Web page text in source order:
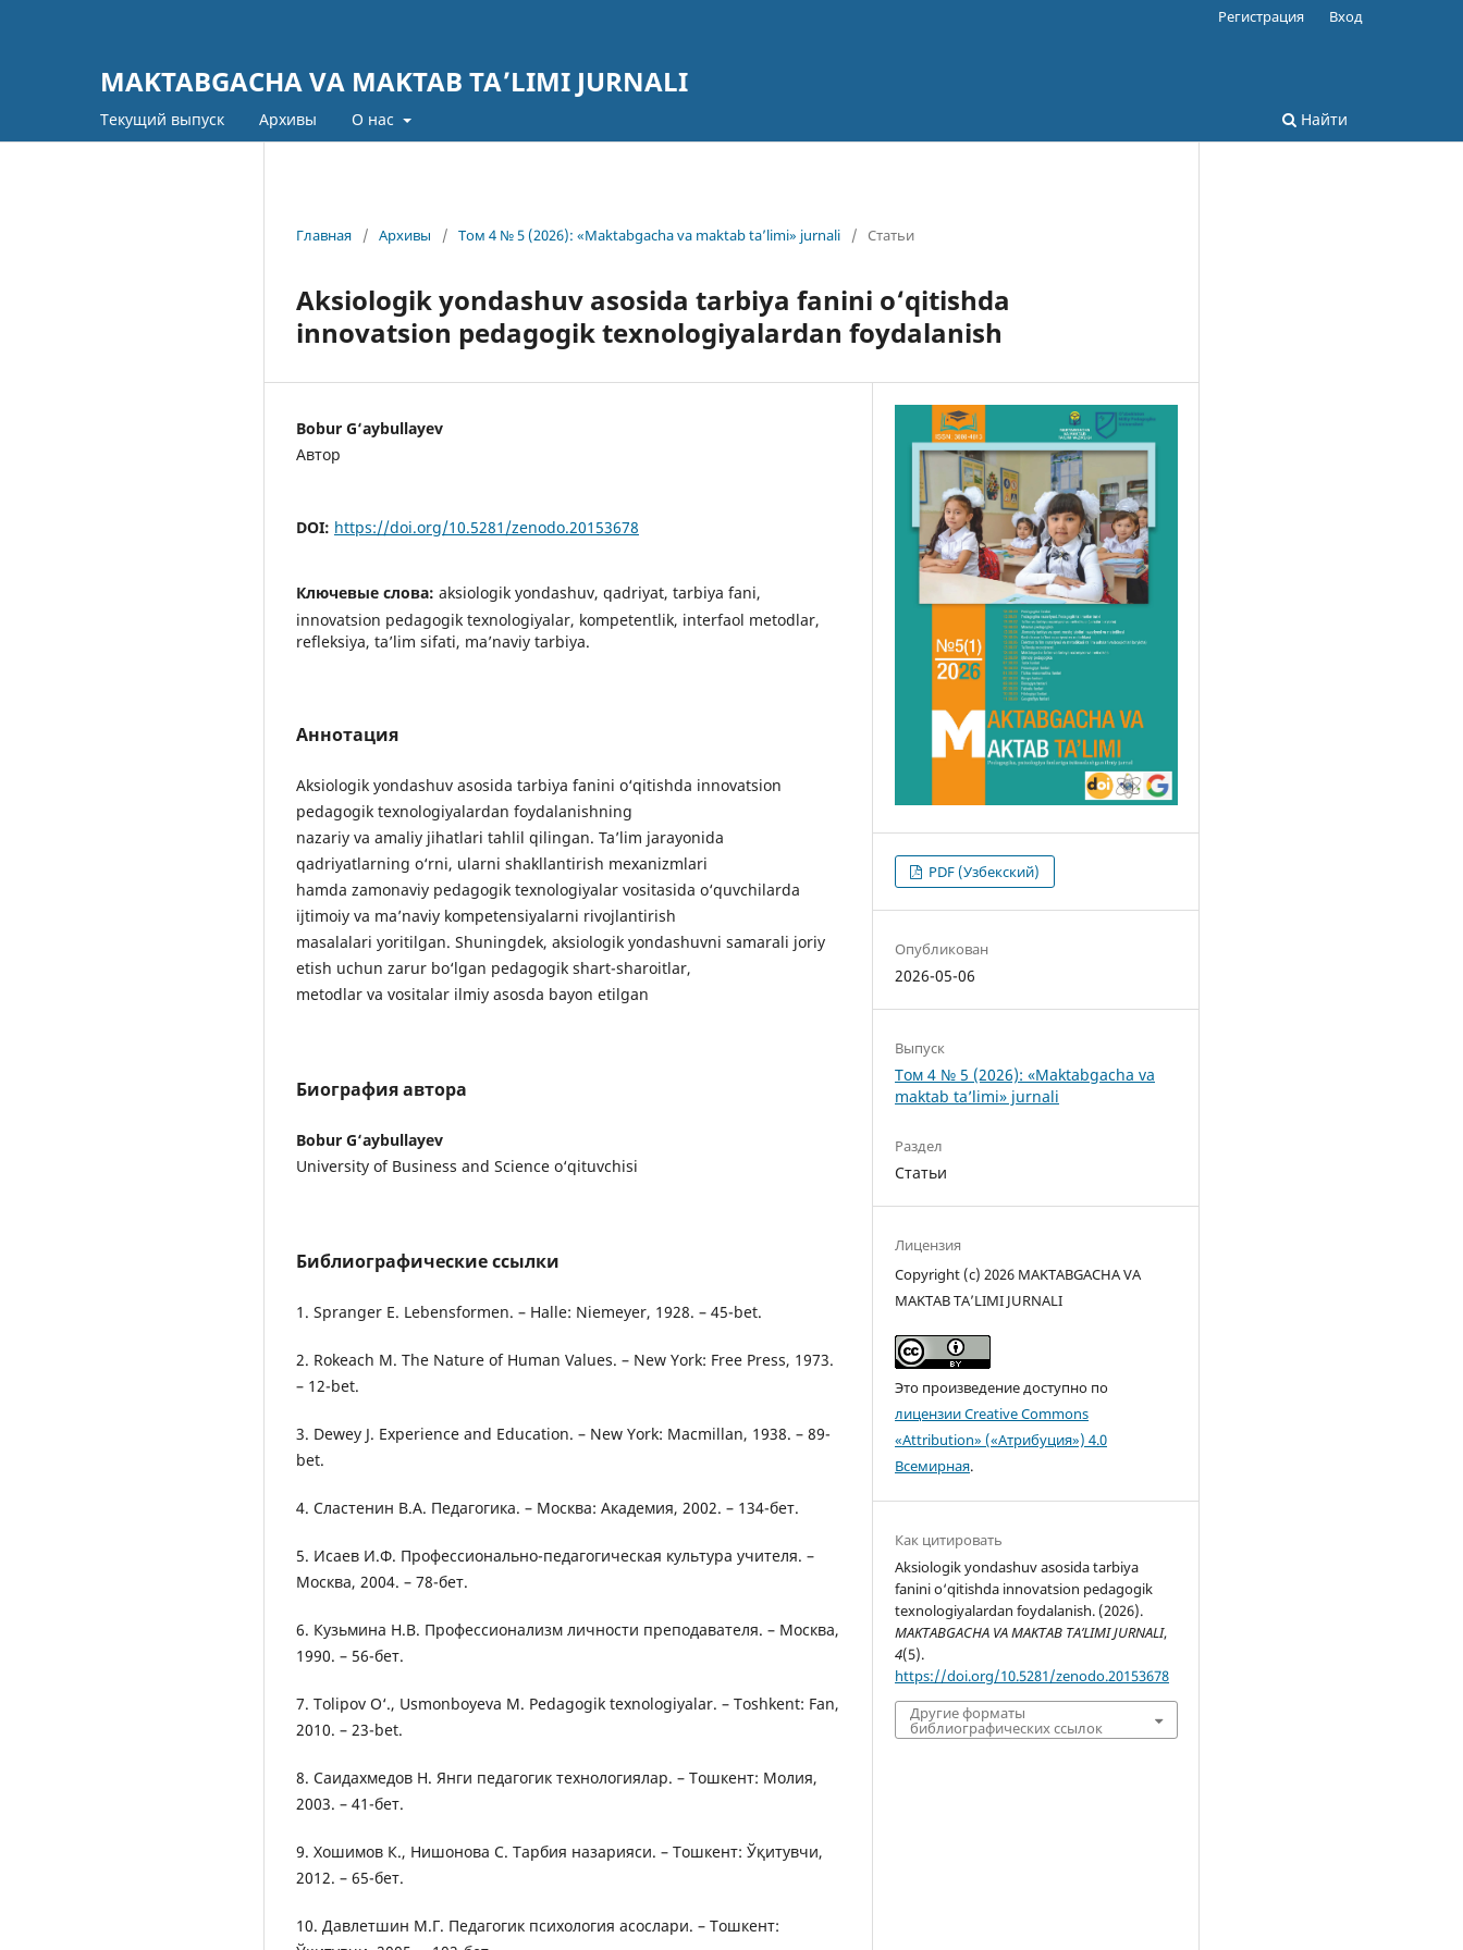
MAKTABGACHA VA MAKTAB TA’LIMI JURNALI
Текущий выпуск Архивы О нас Найти
Регистрация Вход
Главная / Архивы / Том 4 № 5 (2026): «Maktabgacha va maktab ta’limi» jurnali / Статьи
Aksiologik yondashuv asosida tarbiya fanini o‘qitishda
innovatsion pedagogik texnologiyalardan foydalanish
Bobur G‘aybullayev
Автор
DOI: https://doi.org/10.5281/zenodo.20153678
Ключевые слова: aksiologik yondashuv, qadriyat, tarbiya fani,
innovatsion pedagogik texnologiyalar, kompetentlik, interfaol metodlar,
refleksiya, ta’lim sifati, ma’naviy tarbiya.
Аннотация
Aksiologik yondashuv asosida tarbiya fanini o‘qitishda innovatsion
pedagogik texnologiyalardan foydalanishning
nazariy va amaliy jihatlari tahlil qilingan. Ta’lim jarayonida
qadriyatlarning o‘rni, ularni shakllantirish mexanizmlari
hamda zamonaviy pedagogik texnologiyalar vositasida o‘quvchilarda
ijtimoiy va ma’naviy kompetensiyalarni rivojlantirish
masalalari yoritilgan. Shuningdek, aksiologik yondashuvni samarali joriy
etish uchun zarur bo‘lgan pedagogik shart-sharoitlar,
metodlar va vositalar ilmiy asosda bayon etilgan
Биография автора
Bobur G‘aybullayev
University of Business and Science o‘qituvchisi
Библиографические ссылки
1. Spranger E. Lebensformen. – Halle: Niemeyer, 1928. – 45-bet.
2. Rokeach M. The Nature of Human Values. – New York: Free Press, 1973.
– 12-bet.
3. Dewey J. Experience and Education. – New York: Macmillan, 1938. – 89-
bet.
4. Сластенин В.А. Педагогика. – Москва: Академия, 2002. – 134-бет.
5. Исаев И.Ф. Профессионально-педагогическая культура учителя. –
Москва, 2004. – 78-бет.
6. Кузьмина Н.В. Профессионализм личности преподавателя. – Москва,
1990. – 56-бет.
7. Tolipov O‘., Usmonboyeva M. Pedagogik texnologiyalar. – Toshkent: Fan,
2010. – 23-bet.
8. Саидахмедов Н. Янги педагогик технологиялар. – Тошкент: Молия,
2003. – 41-бет.
9. Хошимов К., Нишонова С. Тарбия назарияси. – Тошкент: Ўқитувчи,
2012. – 65-бет.
10. Давлетшин М.Г. Педагогик психология асослари. – Тошкент:
PDF (Узбекский)
Опубликован
2026-05-06
Выпуск
Том 4 № 5 (2026): «Maktabgacha va
maktab ta’limi» jurnali
Раздел
Статьи
Лицензия
Copyright (c) 2026 MAKTABGACHA VA
MAKTAB TA’LIMI JURNALI
Это произведение доступно по
лицензии Creative Commons
«Attribution» («Атрибуция») 4.0
Всемирная.
Как цитировать
Aksiologik yondashuv asosida tarbiya
fanini o‘qitishda innovatsion pedagogik
texnologiyalardan foydalanish. (2026).
MAKTABGACHA VA MAKTAB TA’LIMI JURNALI,
4(5).
https://doi.org/10.5281/zenodo.20153678
Другие форматы
библиографических ссылок